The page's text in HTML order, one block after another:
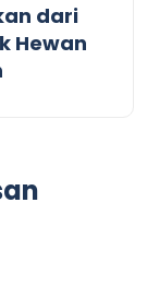
dari
Hewan